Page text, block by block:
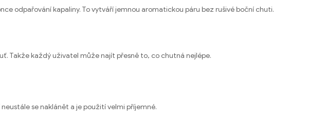
odpařování kapaliny. To vytváří jemnou aromatickou páru bez rušivé boční chuti.
Takže každý uživatel může najít přesně to, co chutná nejlépe.
se naklánět a je použití velmi příjemné.